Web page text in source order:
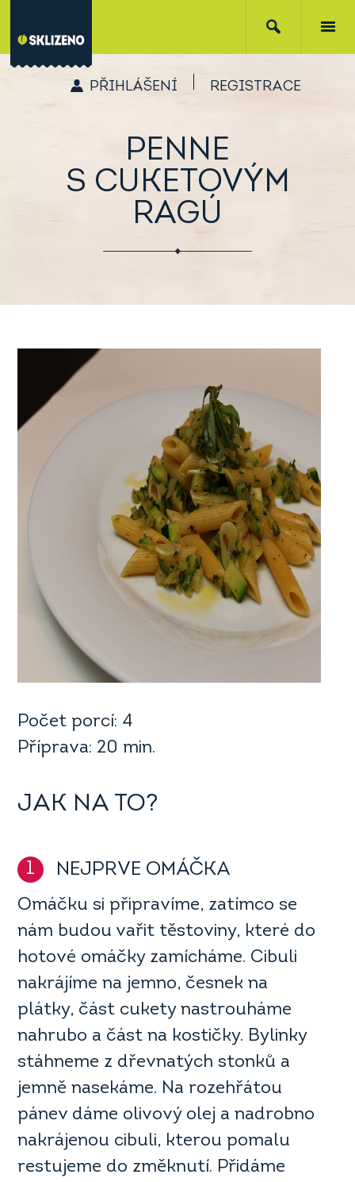
PŘIHLÁŠENÍ REGISTRACE
PENNE
S CUKETOVÝM
RAGÚ
Počet porcí: 4
Příprava: 20 min.
JAK NA TO?
1 NEJPRVE OMÁČKA
Omáčku si připravíme, zatímco se
nám budou vařit těstoviny, které do
hotové omáčky zamícháme. Cibuli
nakrájíme na jemno, česnek na
plátky, část cukety nastrouháme
nahrubo a část na kostičky. Bylinky
stáhneme z dřevnatých stonků a
jemně nasekáme. Na rozehřátou
pánev dáme olivový olej a nadrobno
nakrájenou cibuli, kterou pomalu
restujeme do změknutí. Přidáme